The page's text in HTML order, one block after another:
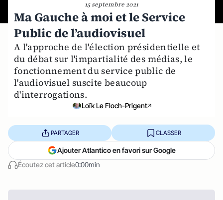
15 septembre 2021
Ma Gauche à moi et le Service
Public de l’audiovisuel
A l'approche de l'élection présidentielle et
du débat sur l'impartialité des médias, le
fonctionnement du service public de
l'audiovisuel suscite beaucoup
d'interrogations.
Loïk Le Floch-Prigent
Écoutez cet article0:00min
PARTAGER CLASSER
Ajouter Atlantico en favori sur Google